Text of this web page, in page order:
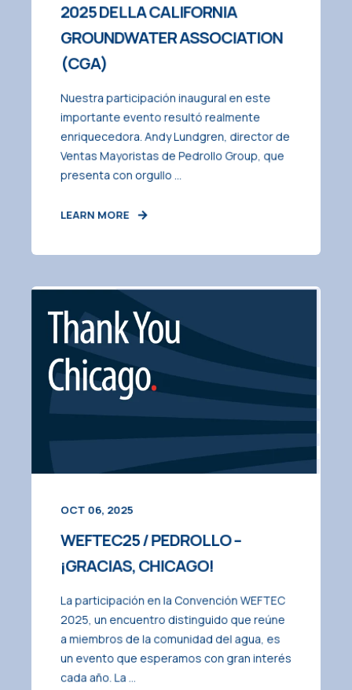
2025 DELLA CALIFORNIA
GROUNDWATER ASSOCIATION
(CGA)
Nuestra participación inaugural en este
importante evento resultó realmente
enriquecedora. Andy Lundgren, director de
Ventas Mayoristas de Pedrollo Group, que
presenta con orgullo ...
LEARN MORE
OCT 06, 2025
WEFTEC25 / PEDROLLO –
¡GRACIAS, CHICAGO!
La participación en la Convención WEFTEC
2025, un encuentro distinguido que reúne
a miembros de la comunidad del agua, es
un evento que esperamos con gran interés
cada año. La ...